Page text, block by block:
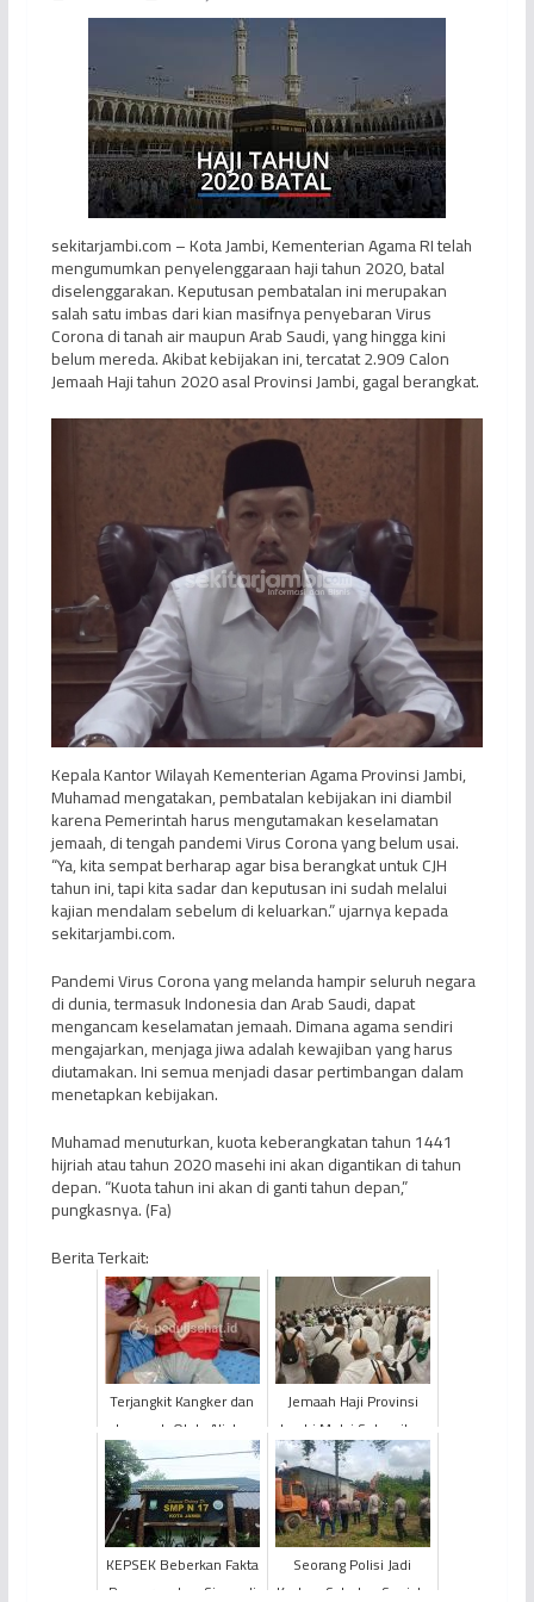
sekitarjambi.com – Kota Jambi, Kementerian Agama RI telah
mengumumkan penyelenggaraan haji tahun 2020, batal
diselenggarakan. Keputusan pembatalan ini merupakan
salah satu imbas dari kian masifnya penyebaran Virus
Corona di tanah air maupun Arab Saudi, yang hingga kini
belum mereda. Akibat kebijakan ini, tercatat 2.909 Calon
Jemaah Haji tahun 2020 asal Provinsi Jambi, gagal berangkat.
Kepala Kantor Wilayah Kementerian Agama Provinsi Jambi,
Muhamad mengatakan, pembatalan kebijakan ini diambil
karena Pemerintah harus mengutamakan keselamatan
jemaah, di tengah pandemi Virus Corona yang belum usai.
“Ya, kita sempat berharap agar bisa berangkat untuk CJH
tahun ini, tapi kita sadar dan keputusan ini sudah melalui
kajian mendalam sebelum di keluarkan.” ujarnya kepada
sekitarjambi.com.
Pandemi Virus Corona yang melanda hampir seluruh negara
di dunia, termasuk Indonesia dan Arab Saudi, dapat
mengancam keselamatan jemaah. Dimana agama sendiri
mengajarkan, menjaga jiwa adalah kewajiban yang harus
diutamakan. Ini semua menjadi dasar pertimbangan dalam
menetapkan kebijakan.
Muhamad menuturkan, kuota keberangkatan tahun 1441
hijriah atau tahun 2020 masehi ini akan digantikan di tahun
depan. “Kuota tahun ini akan di ganti tahun depan,”
pungkasnya. (Fa)
Berita Terkait:
Terjangkit Kangker dan
Lumpuh Otak, Alisha
Butuh Bantuan Kita
Jemaah Haji Provinsi
Jambi Mulai Selesaikan
Lontar Jumrah di Mina
KEPSEK Beberkan Fakta
Pengeroyokan Siswa di
Seorang Polisi Jadi
Korban Sabetan Senjata